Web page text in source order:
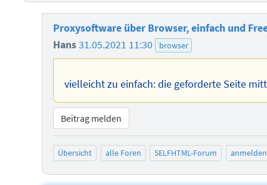
Proxysoftware über Browser, einfach und
Hans31.05.2021 11:30 browser
vielleicht zu einfach: die geforderte Seite
Beitrag melden
Übersicht alle Foren SELFHTML-Forum anmelden